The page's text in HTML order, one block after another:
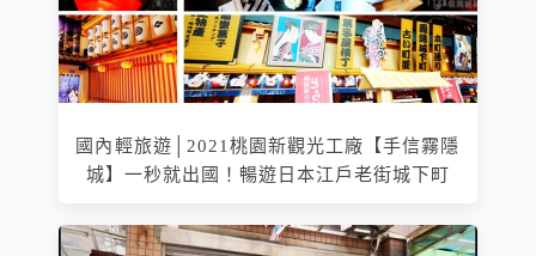
國內輕旅遊│2021桃園新觀光工廠【手信霧隱
城】一秒就出國！暢遊日本江戶老街城下町